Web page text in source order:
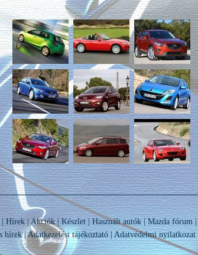
|Hírek|Akciók|Készlet|Használt autók|Mazda fórum|
hírek|Adatkezelési tájékoztató|Adatvédelmi nyilatkozat